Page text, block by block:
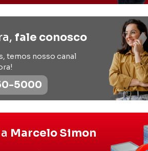
fale conosco
temos nosso canal
5000
Marcelo Simon